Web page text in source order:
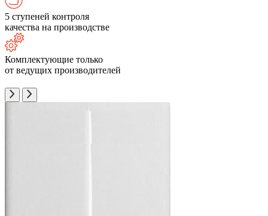
5 ступеней контроля
качества на производстве
Комплектующие только
от ведущих производителей